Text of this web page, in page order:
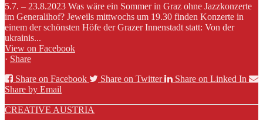
5.7. – 23.8.2023 Was wäre ein Sommer in Graz ohne Jazzkonzerte
im Generalihof? Jeweils mittwochs um 19.30 finden Konzerte in
einem der schönsten Höfe der Grazer Innenstadt statt: Von der
ukrainis...
View on Facebook
· Share
Share on Facebook
Share on Twitter
Share on Linked In
Share by Email
CREATIVE AUSTRIA